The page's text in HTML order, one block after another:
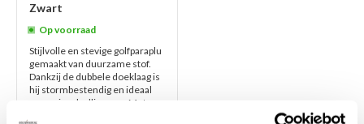
Zwart
Op voorraad
Stijlvolle en stevige golfparaplu
gemaakt van duurzame stof.
Dankzij de dubbele doeklaag is
hij stormbestendig en ideaal
voor wisselvallig weer. Met e...